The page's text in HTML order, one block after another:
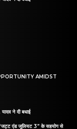
AMIDST
यादव ने दी बधाई
“जट्ट एंड जूलियट 3” के सहयोग से